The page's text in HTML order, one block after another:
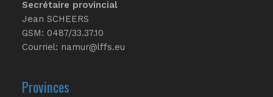
Secrétaire provincial
Jean SCHEERS
GSM: 0487/33.37.10
Courriel: namur@lffs.eu
Provinces